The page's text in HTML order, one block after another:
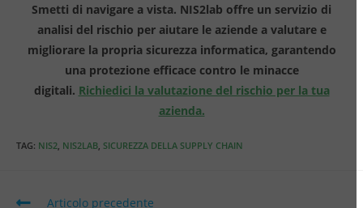
Smetti di navigare a vista. NIS2lab offre un servizio di
analisi del rischio per aiutare le aziende a valutare e
migliorare la propria sicurezza informatica, garantendo
una protezione efficace contro le minacce
digitali. Richiedici la valutazione del rischio per la tua
azienda.
TAG: NIS2 NIS2LAB SICUREZZA DELLA SUPPLY CHAIN
Articolo precedente